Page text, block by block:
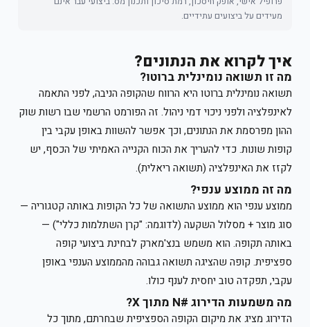
מעידים על ביצועים עתידיים.
איך לקרוא את הנתונים?
מה זו תשואה נומינלית ברוטו?
תשואה נומינלית ברוטו היא הרווח שהקופה הניבה, לפני התאמה
לאינפלציה ולפני ניכוי דמי ניהול. זה הפורמט הרשמי שבו רשות שוק
ההון מפרסמת את הנתונים, וכך אפשר להשוות באופן עקבי בין
קופות שונות. כדי להעריך את הכוח הקנייה האמיתי של הכסף, יש
לקזז את האינפלציה (תשואה ריאלית).
מה זה ממוצע ענפי?
ממוצע ענפי הוא ממוצע התשואה של כל הקופות באותה קטגוריה —
סוג מוצר + מסלול השקעה (לדוגמה: "קרן השתלמות כללי") —
באותה תקופה. הוא משמש בנצ'מארק לבחינת ביצועי קופה
ספציפית. קופה שהציגה תשואה גבוהה מהממוצע הענפי באופן
עקבי, תפקדה טוב יחסית לענף כולו.
מה משמעות הדירוג #N מתוך X?
הדירוג מציג את מיקום הקופה הספציפית שבחרתם, מתוך כל